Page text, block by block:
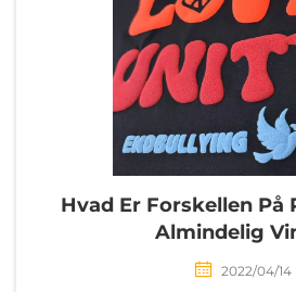
Hvad Er Forskellen På
Almindelig
2022/04/14